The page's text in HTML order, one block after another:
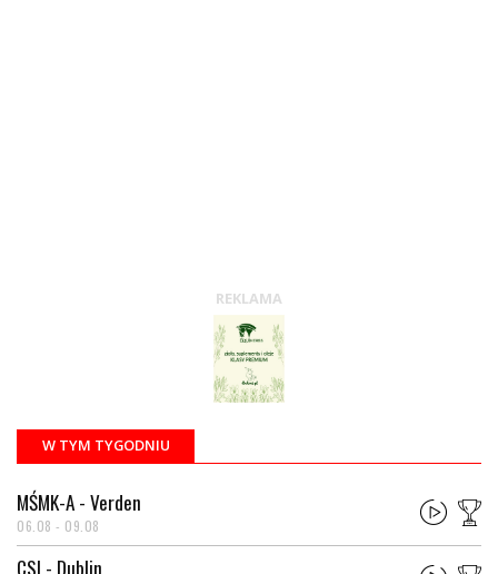
REKLAMA
W TYM TYGODNIU
MŚMK-A - Verden
06.08 - 09.08
CSI - Dublin